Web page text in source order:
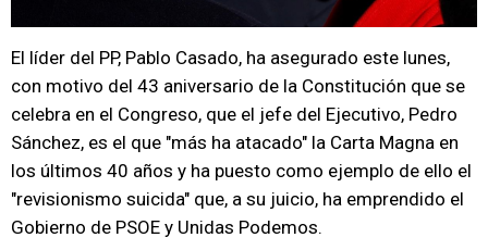
El líder del PP, Pablo Casado, ha asegurado este lunes,
con motivo del 43 aniversario de la Constitución que se
celebra en el Congreso, que el jefe del Ejecutivo, Pedro
Sánchez, es el que "más ha atacado" la Carta Magna en
los últimos 40 años y ha puesto como ejemplo de ello el
"revisionismo suicida" que, a su juicio, ha emprendido el
Gobierno de PSOE y Unidas Podemos.